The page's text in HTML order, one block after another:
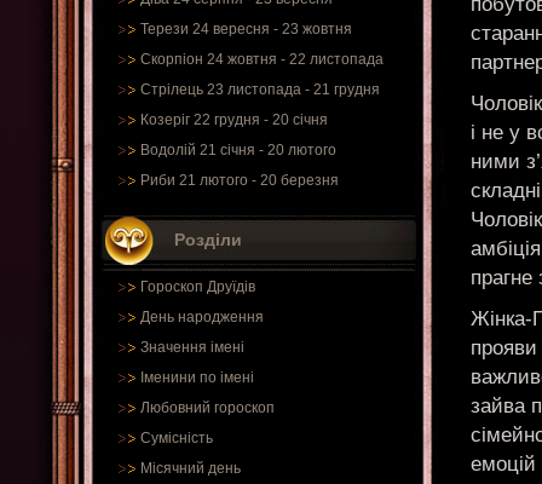
Терези 24 вересня - 23 жовтня
Скорпіон 24 жовтня - 22 листопада
Стрілець 23 листопада - 21 грудня
Козеріг 22 грудня - 20 січня
Водолій 21 січня - 20 лютого
Риби 21 лютого - 20 березня
Розділи
Гороскоп Друїдів
День народження
Значення імені
Іменини по імені
Любовний гороскоп
Сумісність
Місячний день
і не у
ними
прагне
Жінка-
прояви
зайва
емоцій